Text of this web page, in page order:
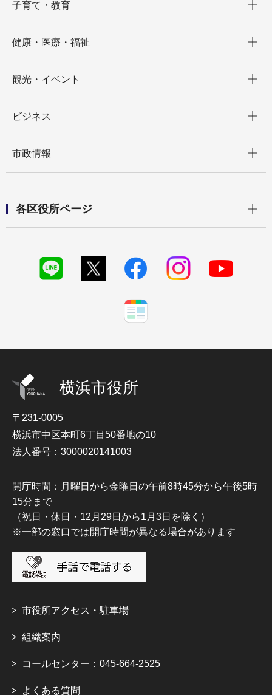
子育て・教育
健康・医療・福祉
観光・イベント
ビジネス
市政情報
各区役所ページ
横浜市役所
〒231-0005
横浜市中区本町6丁目50番地の10
法人番号：3000020141003
開庁時間：月曜日から金曜日の午前8時45分から午後5時
15分まで
（祝日・休日・12月29日から1月3日を除く）
※一部の窓口では開庁時間が異なる場合があります
市役所アクセス・駐車場
組織案内
コールセンター：045-664-2525
よくある質問